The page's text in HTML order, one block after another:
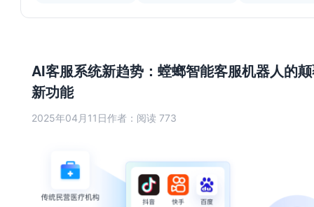
AI客服系统新趋势：螳螂智能客服机器人的
新功能
2025年04月11日作者： 阅读 773